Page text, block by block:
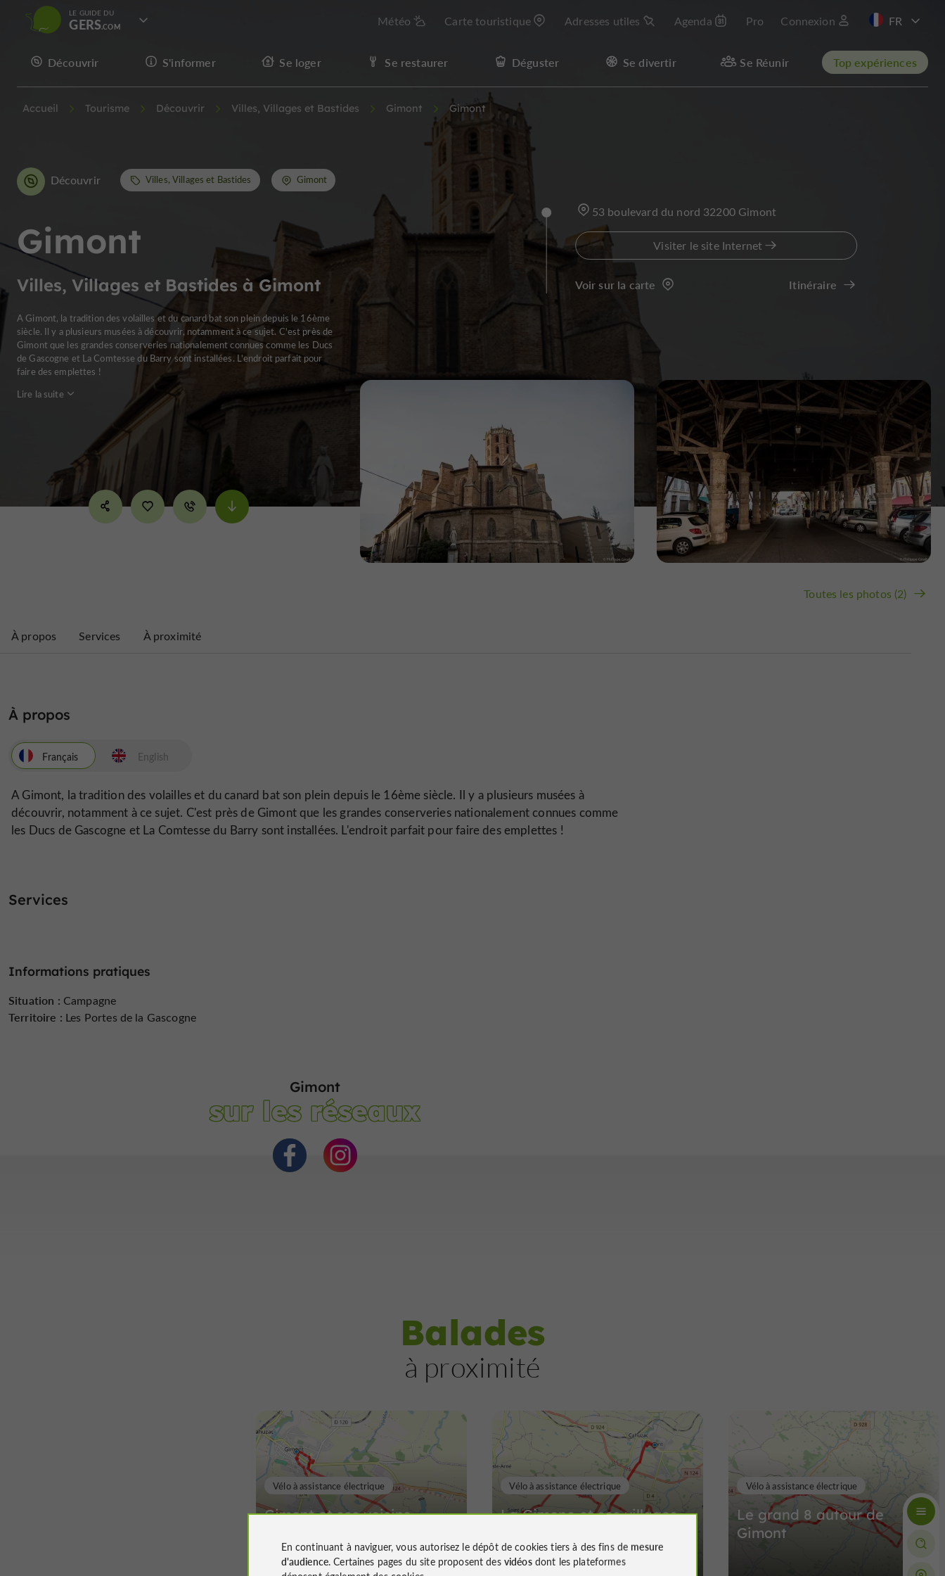
LE GUIDE DU
GERS Météo Carte touristique Adresses utiles Agenda Pro Connexion
EN
Découvrir S'informer Se loger Se restaurer Déguster Se divertir Se Réunir Top expériences
Accueil Tourisme Découvrir Villes, Villages et Bastides Gimont Gimont
Gimont
Villes, Villages et Bastides à Gimont
Découvrir Villes, Villages et Bastides Gimont
A Gimont, la tradition des volailles et du canard bat son plein depuis le 16ème
siècle. Il y a plusieurs musées à découvrir, notamment à ce sujet. C'est près de
Gimont que les grandes conserveries nationalement connues comme les Ducs
de Gascogne et La Comtesse du Barry sont installées. L'endroit parfait pour
faire des emplettes !
Lire la suite
Toutes les photos (2)
53 boulevard du nord 32200 Gimont
Visiter le site Internet
Voir sur la carte Itinéraire
À propos Services À proximité
À propos
Français
A Gimont, la tradition des volailles et du canard bat son plein depuis le 16ème siècle. Il y a plusieurs musées à
découvrir, notamment à ce sujet. C'est près de Gimont que les grandes conserveries nationalement connues comme
les Ducs de Gascogne et La Comtesse du Barry sont installées. L'endroit parfait pour faire des emplettes !
English
Services
Informations pratiques
Situation : Campagne
Territoire : Les Portes de la Gascogne
Gimont
sur les réseaux
Balades
à proximité
Gimont et ses voisins
Vélo à assistance électrique
La Gimone et ses villages
Vélo à assistance électrique
Le grand 8 autour de
Gimont
Vélo à assistance électrique
En continuant à naviguer, vous autorisez le dépôt de cookies tiers à des fins de mesure
d'audience. Certaines pages du site proposent des vidéosdont les plateformes